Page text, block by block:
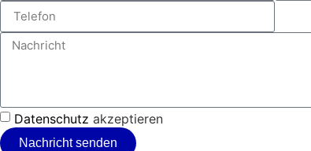
Datenschutz akzeptieren
Nachricht senden